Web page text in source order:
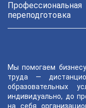
Профессиональная
переподготовка
Мы помогаем
труда —
образовательных
индивидуально, до
на себя